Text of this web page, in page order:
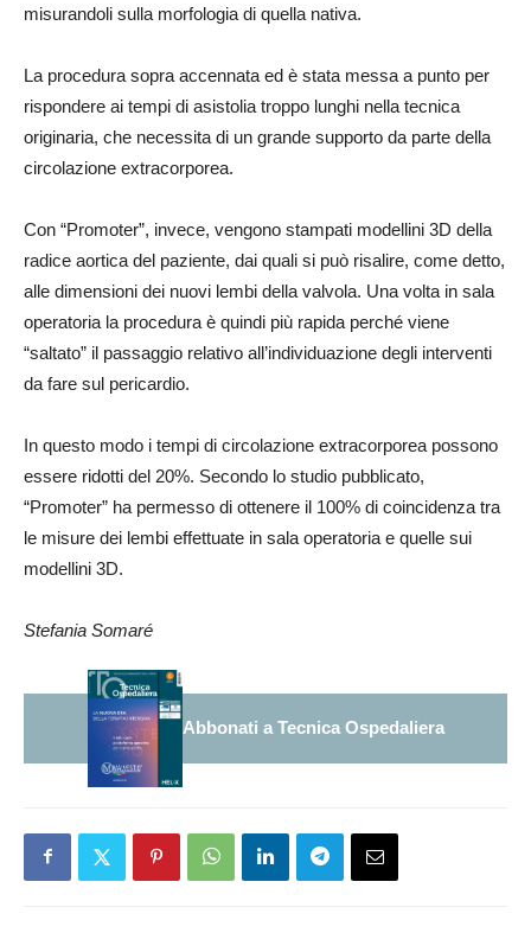
misurandoli sulla morfologia di quella nativa.
La procedura sopra accennata ed è stata messa a punto per
rispondere ai tempi di asistolia troppo lunghi nella tecnica
originaria, che necessita di un grande supporto da parte della
circolazione extracorporea.
Con “Promoter”, invece, vengono stampati modellini 3D della
radice aortica del paziente, dai quali si può risalire, come detto,
alle dimensioni dei nuovi lembi della valvola. Una volta in sala
operatoria la procedura è quindi più rapida perché viene
“saltato” il passaggio relativo all’individuazione degli interventi
da fare sul pericardio.
In questo modo i tempi di circolazione extracorporea possono
essere ridotti del 20%. Secondo lo studio pubblicato,
“Promoter” ha permesso di ottenere il 100% di coincidenza tra
le misure dei lembi effettuate in sala operatoria e quelle sui
modellini 3D.
Stefania Somaré
Abbonati a Tecnica Ospedaliera